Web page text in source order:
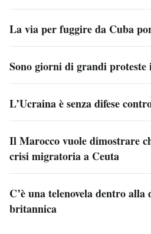
La via per fuggire da Cuba
Sono giorni di grandi proteste
L’Ucraina è senza difese
Il Marocco vuole dimostrare
crisi migratoria a Ceuta
C’è una telenovela dentro
britannica